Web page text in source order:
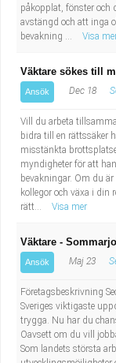
påkopplat, fönster och
avstängd och att inga
bevakning ...
Visa
Väktare sökes till
Ansök Dec 18
Vill du arbeta
bidra till en rättssäker
misstänkta
myndigheter för att
bevakningar. Om du
kollegor och växa i din
rätt...
Visa mer
Väktare -
Ansök Maj 23
Företagsbeskrivning
Sveriges viktigaste
trygga. Nu har du
Oavsett om du vill
Som landets största